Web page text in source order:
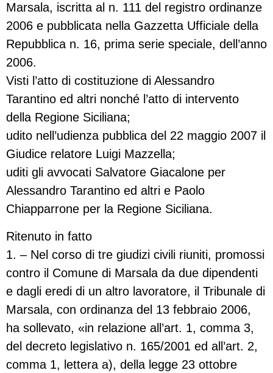
Marsala, iscritta al n. 111 del registro ordinanze
2006 e pubblicata nella Gazzetta Ufficiale della
Repubblica n. 16, prima serie speciale, dell’anno
2006.
Visti l’atto di costituzione di Alessandro
Tarantino ed altri nonché l’atto di intervento
della Regione Siciliana;
udito nell’udienza pubblica del 22 maggio 2007 il
Giudice relatore Luigi Mazzella;
uditi gli avvocati Salvatore Giacalone per
Alessandro Tarantino ed altri e Paolo
Chiapparrone per la Regione Siciliana.
Ritenuto in fatto
1. – Nel corso di tre giudizi civili riuniti, promossi
contro il Comune di Marsala da due dipendenti
e dagli eredi di un altro lavoratore, il Tribunale di
Marsala, con ordinanza del 13 febbraio 2006,
ha sollevato, «in relazione all’art. 1, comma 3,
del decreto legislativo n. 165/2001 ed all’art. 2,
comma 1, lettera a), della legge 23 ottobre